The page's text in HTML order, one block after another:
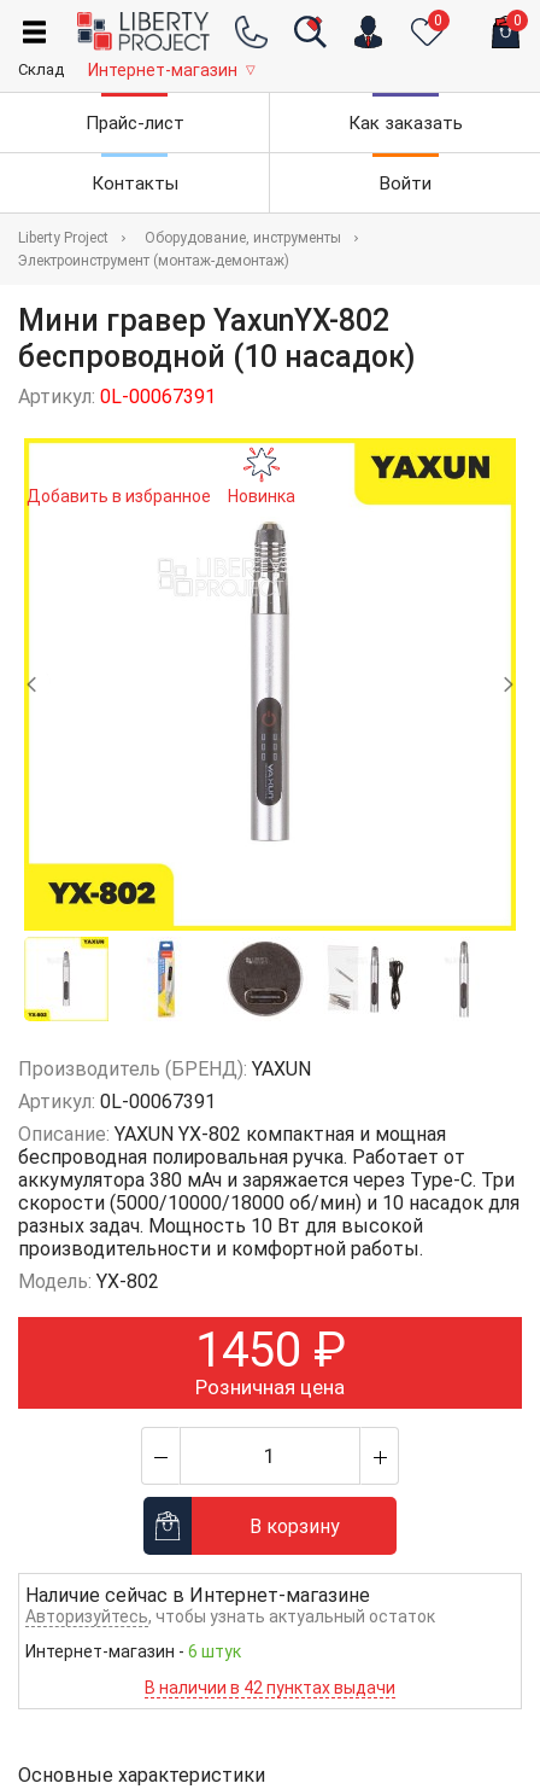
0 0
Склад Интернет-магазин ▽
Прайс-лист Как заказать
Контакты Войти
Liberty Project
Оборудование, инструменты
Электроинструмент (монтаж-демонтаж)
Мини гравер YaxunYX-802
беспроводной (10 насадок)
Артикул: 0L-00067391
Добавить в избранное Новинка
Производитель (БРЕНД): YAXUN
Артикул: 0L-00067391
Описание: YAXUN YX-802 компактная и мощная
беспроводная полировальная ручка. Работает от
аккумулятора 380 мАч и заряжается через Type-C. Три
скорости (5000/10000/18000 об/мин) и 10 насадок для
разных задач. Мощность 10 Вт для высокой
производительности и комфортной работы.
Модель: YX-802
1450 ₽
Розничная цена
В корзину
Наличие сейчас в Интернет-магазине
Авторизуйтесь, чтобы узнать актуальный остаток
Интернет-магазин - 6 штук
В наличии в 42 пунктах выдачи
Основные характеристики